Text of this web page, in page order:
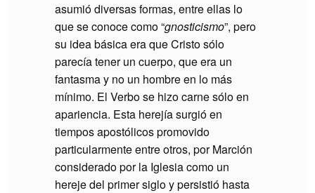
asumió diversas formas, entre ellas lo
que se conoce como “gnosticismo”, pero
su idea básica era que Cristo sólo
parecía tener un cuerpo, que era un
fantasma y no un hombre en lo más
mínimo. El Verbo se hizo carne sólo en
apariencia. Esta herejía surgió en
tiempos apostólicos promovido
particularmente entre otros, por Marción
considerado por la Iglesia como un
hereje del primer siglo y persistió hasta